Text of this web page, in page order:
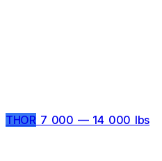
THOR 7 000 — 14 000 lbs